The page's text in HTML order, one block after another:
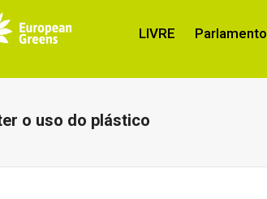
LIVRE Parlamento
o uso do plástico